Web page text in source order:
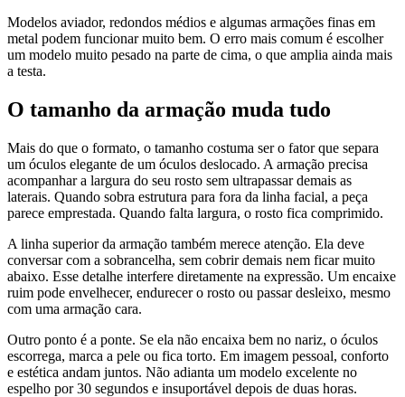
Modelos aviador, redondos médios e algumas armações finas em
metal podem funcionar muito bem. O erro mais comum é escolher
um modelo muito pesado na parte de cima, o que amplia ainda mais
a testa.
O tamanho da armação muda tudo
Mais do que o formato, o tamanho costuma ser o fator que separa
um óculos elegante de um óculos deslocado. A armação precisa
acompanhar a largura do seu rosto sem ultrapassar demais as
laterais. Quando sobra estrutura para fora da linha facial, a peça
parece emprestada. Quando falta largura, o rosto fica comprimido.
A linha superior da armação também merece atenção. Ela deve
conversar com a sobrancelha, sem cobrir demais nem ficar muito
abaixo. Esse detalhe interfere diretamente na expressão. Um encaixe
ruim pode envelhecer, endurecer o rosto ou passar desleixo, mesmo
com uma armação cara.
Outro ponto é a ponte. Se ela não encaixa bem no nariz, o óculos
escorrega, marca a pele ou fica torto. Em imagem pessoal, conforto
e estética andam juntos. Não adianta um modelo excelente no
espelho por 30 segundos e insuportável depois de duas horas.